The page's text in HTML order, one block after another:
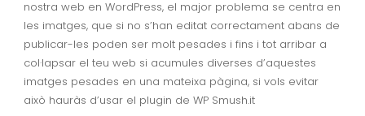
nostra web en WordPress, el major problema se centra en
les imatges, que si no s’han editat correctament abans de
publicar-les poden ser molt pesades i fins i tot arribar a
col·lapsar el teu web si acumules diverses d’aquestes
imatges pesades en una mateixa pàgina, si vols evitar
això hauràs d’usar el plugin de WP Smush.it